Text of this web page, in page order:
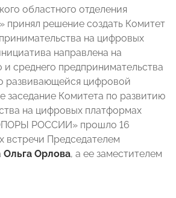
областного отделения
решение создать Комитет
на цифровых
направлена на
среднего предпринимательства
развивающейся цифровой
заседание Комитета по развитию
на цифровых платформах
РОССИИ» прошло 16
встречи Председателем
Ольга Орлова, а ее заместителем